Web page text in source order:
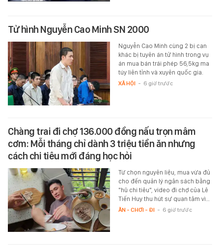
Tử hình Nguyễn Cao Minh SN 2000
Nguyễn Cao Minh cùng 2 bị can
khác bị tuyên án tử hình trong vụ
án mua bán trái phép 56,5kg ma
túy liên tỉnh và xuyên quốc gia.
XÃ HỘI - 6 giờ trước
Chàng trai đi chợ 136.000 đồng nấu trọn mâm
cơm: Mỗi tháng chỉ dành 3 triệu tiền ăn nhưng
cách chi tiêu mới đáng học hỏi
Từ chọn nguyên liệu, mua vừa đủ
cho đến quản lý ngân sách bằng
"hũ chi tiêu", video đi chợ của Lê
Tiến Huy thu hút sự quan tâm vì…
ĂN - CHƠI - ĐI - 6 giờ trước